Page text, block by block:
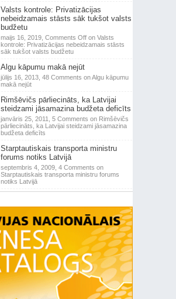
Valsts kontrole: Privatizācijas
nebeidzamais stāsts sāk tukšot valsts
budžetu
maijs 16, 2019, Comments Offon Valsts
kontrole: Privatizācijas nebeidzamais stāsts
sāk tukšot valsts budžetu
Algu kāpumu makā nejūt
jūlijs 16, 2013, 48 Comments on Algu kāpumu
makā nejūt
Rimšēvičs pārliecināts, ka Latvijai
steidzami jāsamazina budžeta deficīts
janvāris 25, 2011, 5 Comments on Rimšēvičs
pārliecināts, ka Latvijai steidzami jāsamazina
budžeta deficīts
Starptautiskais transporta ministru
forums notiks Latvijā
septembris 4, 2009, 4 Comments on
Starptautiskais transporta ministru forums
notiks Latvijā